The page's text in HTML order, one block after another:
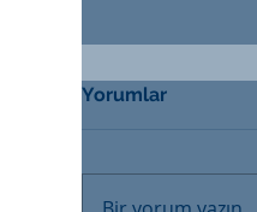
Yorumlar